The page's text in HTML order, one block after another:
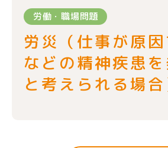
労働・職場問題
労災（仕事が原
などの精神疾患
と考えられる場合